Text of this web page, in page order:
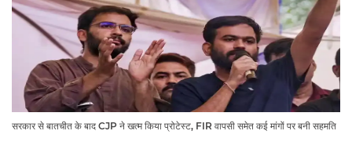
सरकार से बातचीत के बाद CJP ने खत्म किया प्रोटेस्ट, FIR वापसी समेत कई मांगों पर बनी सहमति